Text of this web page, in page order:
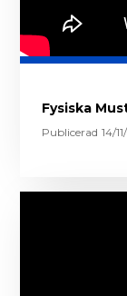
Fysiska
Publicerad 14/